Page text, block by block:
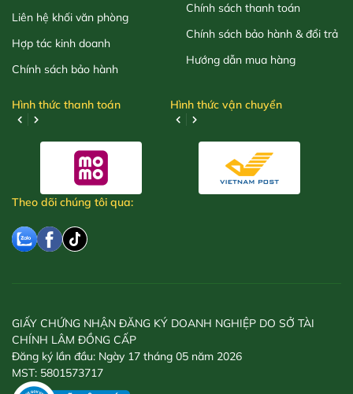
Liên hệ khối văn phòng
Hợp tác kinh doanh
Chính sách bảo hành
Chính sách thanh toán
Chính sách bảo hành & đổi trả
Hướng dẫn mua hàng
Hình thức thanh toán Hình thức vận chuyển
Theo dõi chúng tôi qua:
GIẤY CHỨNG NHẬN ĐĂNG KÝ DOANH NGHIỆP DO SỞ TÀI
CHÍNH LÂM ĐỒNG CẤP
Đăng ký lần đầu: Ngày 17 tháng 05 năm 2026
MST: 5801573717